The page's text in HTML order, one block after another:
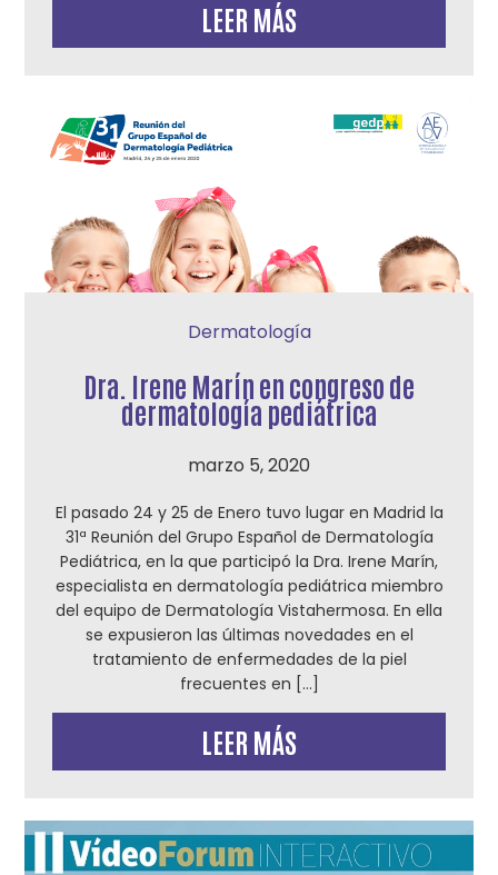
LEER MÁS
Dermatología
Dra. Irene Marín en congreso de
dermatología pediátrica
marzo 5, 2020
El pasado 24 y 25 de Enero tuvo lugar en Madrid la
31ª Reunión del Grupo Español de Dermatología
Pediátrica, en la que participó la Dra. Irene Marín,
especialista en dermatología pediátrica miembro
del equipo de Dermatología Vistahermosa. En ella
se expusieron las últimas novedades en el
tratamiento de enfermedades de la piel
frecuentes en […]
LEER MÁS